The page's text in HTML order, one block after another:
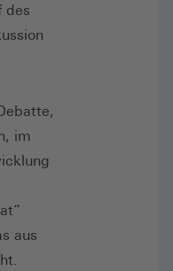
des
im
aus